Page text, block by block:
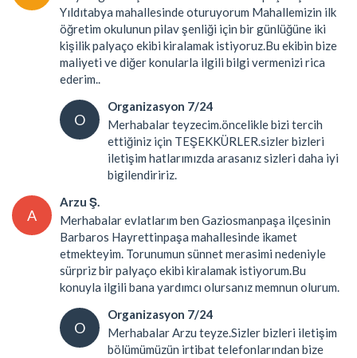
Yıldıtabya mahallesinde oturuyorum Mahallemizin ilk
öğretim okulunun pilav şenliği için bir günlüğüne iki
kişilik palyaço ekibi kiralamak istiyoruz.Bu ekibin bize
maliyeti ve diğer konularla ilgili bilgi vermenizi rica
ederim..
O
Organizasyon 7/24
Merhabalar teyzecim.öncelikle bizi tercih
ettiğiniz için TEŞEKKÜRLER.sizler bizleri
iletişim hatlarımızda arasanız sizleri daha iyi
bigilendiririz.
A
Arzu Ş.
Merhabalar evlatlarım ben Gaziosmanpaşa ilçesinin
Barbaros Hayrettinpaşa mahallesinde ikamet
etmekteyim. Torunumun sünnet merasimi nedeniyle
sürpriz bir palyaço ekibi kiralamak istiyorum.Bu
konuyla ilgili bana yardımcı olursanız memnun olurum.
O
Organizasyon 7/24
Merhabalar Arzu teyze.Sizler bizleri iletişim
bölümümüzün irtibat telefonlarından bize